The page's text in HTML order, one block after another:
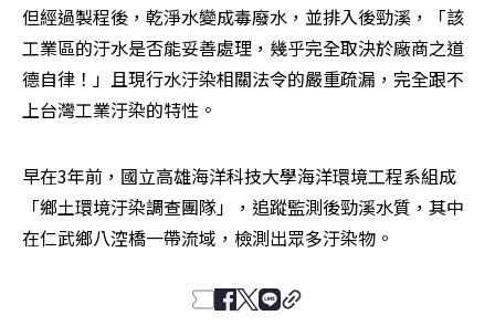
但經過製程後，乾淨水變成毒廢水，並排入後勁溪，「該
工業區的汙水是否能妥善處理，幾乎完全取決於廠商之道
德自律！」且現行水汙染相關法令的嚴重疏漏，完全跟不
上台灣工業汙染的特性。
早在3年前，國立高雄海洋科技大學海洋環境工程系組成
「鄉土環境汙染調查團隊」，追蹤監測後勁溪水質，其中
在仁武鄉八涳橋一帶流域，檢測出眾多汙染物。